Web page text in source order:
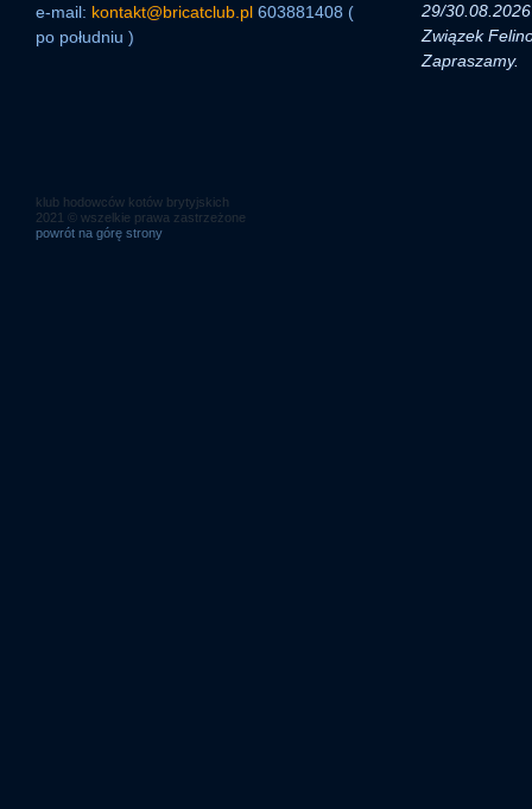
e-mail: kontakt@bricatclub.pl 603881408 (
po południu )
29/
Związek
Zapraszamy.
klub hodowców kotów brytyjskich
2021 © wszelkie prawa zastrzeżone
powrót na górę strony